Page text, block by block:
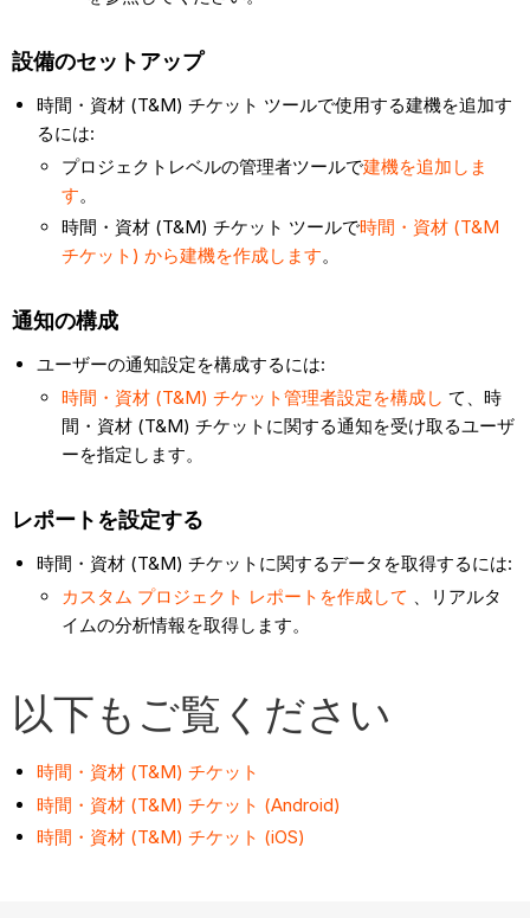
設備のセットアップ
時間・資材 (T&M) チケット ツールで使用する建機を追加す
るには:
プロジェクトレベルの管理者ツールで建機を追加しま
す。
時間・資材 (T&M) チケット ツールで時間・資材 (T&M
チケット) から建機を作成します。
通知の構成
ユーザーの通知設定を構成するには:
時間・資材 (T&M) チケット管理者設定を構成し て、時
間・資材 (T&M) チケットに関する通知を受け取るユーザ
ーを指定します。
レポートを設定する
時間・資材 (T&M) チケットに関するデータを取得するには:
カスタム プロジェクト レポートを作成して 、リアルタ
イムの分析情報を取得します。
以下もご覧ください
時間・資材 (T&M) チケット
時間・資材 (T&M) チケット (Android)
時間・資材 (T&M) チケット (iOS)